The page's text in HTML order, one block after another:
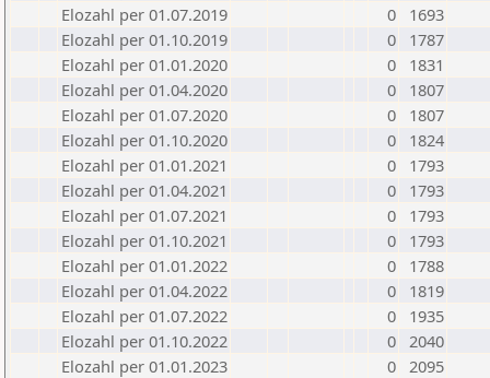
Elozahl per 01.07.2019
0
1693
Elozahl per 01.10.2019
0
1787
Elozahl per 01.01.2020
0
1831
Elozahl per 01.04.2020
0
1807
Elozahl per 01.07.2020
0
1807
Elozahl per 01.10.2020
0
1824
Elozahl per 01.01.2021
0
1793
Elozahl per 01.04.2021
0
1793
Elozahl per 01.07.2021
0
1793
Elozahl per 01.10.2021
0
1793
Elozahl per 01.01.2022
0
1788
Elozahl per 01.04.2022
0
1819
Elozahl per 01.07.2022
0
1935
Elozahl per 01.10.2022
0 2040
Elozahl per 01.01.2023
0 2095